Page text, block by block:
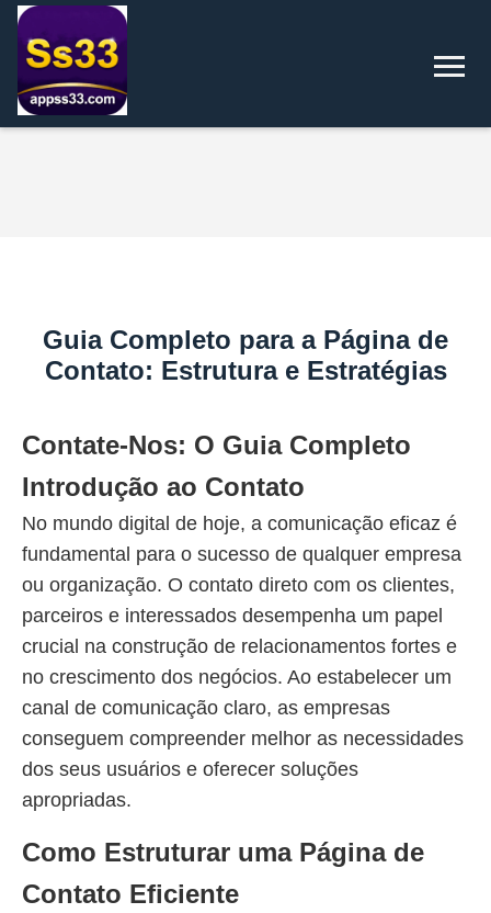
Guia Completo para a Página de
Contato: Estrutura e Estratégias
Contate-Nos: O Guia Completo
Introdução ao Contato
No mundo digital de hoje, a comunicação eficaz é
fundamental para o sucesso de qualquer empresa
ou organização. O contato direto com os clientes,
parceiros e interessados desempenha um papel
crucial na construção de relacionamentos fortes e
no crescimento dos negócios. Ao estabelecer um
canal de comunicação claro, as empresas
conseguem compreender melhor as necessidades
dos seus usuários e oferecer soluções
apropriadas.
Como Estruturar uma Página de
Contato Eficiente